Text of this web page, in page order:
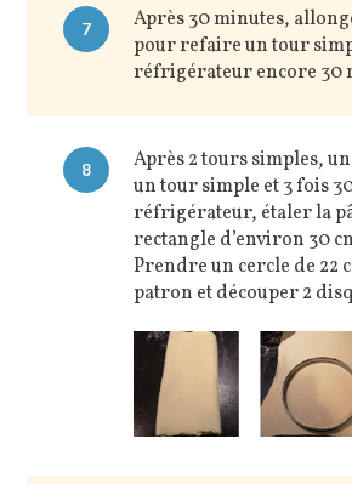
7
Après 30 minutes,
pour refaire un tour
réfrigérateur encore 30
8
Après 2 tours simples,
un tour simple et 3 fois
réfrigérateur, étaler la
rectangle d’environ 30
Prendre un cercle de 22
patron et découper 2